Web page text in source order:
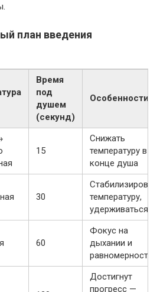
план введения
Время
под
душем
(секунд)
Особенности
15
Снижать
температуру в
конце душа
30
температуру,
удерживаться
60
Фокус на
дыхании и
равномерности
Достигнут
прогресс —